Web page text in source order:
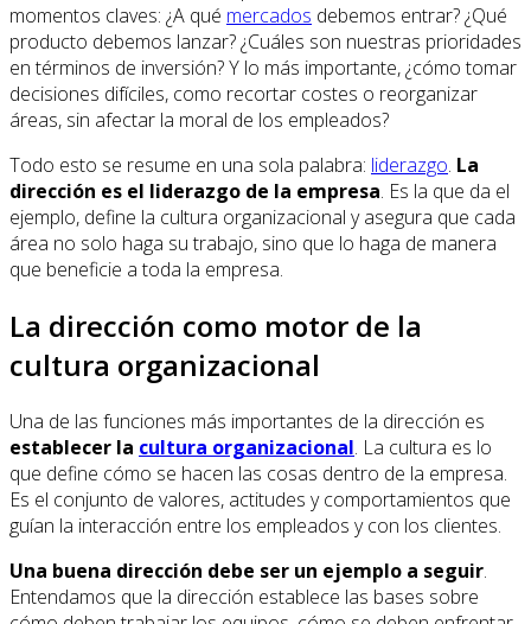
momentos claves: ¿A qué mercados debemos entrar? ¿Qué
producto debemos lanzar? ¿Cuáles son nuestras prioridades
en términos de inversión? Y lo más importante, ¿cómo tomar
decisiones difíciles, como recortar costes o reorganizar
áreas, sin afectar la moral de los empleados?
Todo esto se resume en una sola palabra: liderazgo. La
dirección es el liderazgo de la empresa. Es la que da el
ejemplo, define la cultura organizacional y asegura que cada
área no solo haga su trabajo, sino que lo haga de manera
que beneficie a toda la empresa.
La dirección como motor de la
cultura organizacional
Una de las funciones más importantes de la dirección es
establecer la cultura organizacional. La cultura es lo
que define cómo se hacen las cosas dentro de la empresa.
Es el conjunto de valores, actitudes y comportamientos que
guían la interacción entre los empleados y con los clientes.
Una buena dirección debe ser un ejemplo a seguir.
Entendamos que la dirección establece las bases sobre